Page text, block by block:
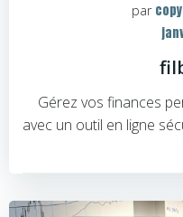
par
Gérez vos finances
avec un outil en ligne